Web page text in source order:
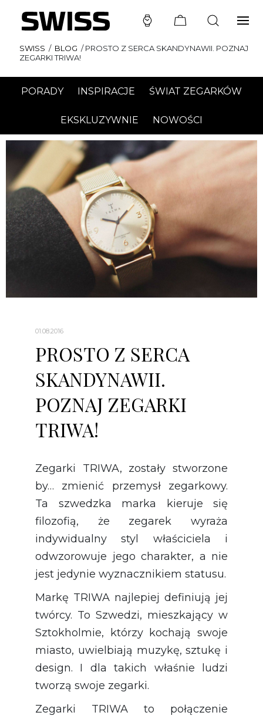
SWISS / BLOG /PROSTO Z SERCA SKANDYNAWII. POZNAJ
ZEGARKI TRIWA!
PORADY INSPIRACJE ŚWIAT ZEGARKÓW
EKSKLUZYWNIE NOWOŚCI
01.08.2016
PROSTO Z SERCA
SKANDYNAWII.
POZNAJ ZEGARKI
TRIWA!
Zegarki TRIWA, zostały stworzone
by… zmienić przemysł zegarkowy.
Ta szwedzka marka kieruje się
filozofią, że zegarek wyraża
indywidualny styl właściciela i
odwzorowuje jego charakter, a nie
jest jedynie wyznacznikiem statusu.
Markę TRIWA najlepiej definiują jej
twórcy. To Szwedzi, mieszkający w
Sztokholmie, którzy kochają swoje
miasto, uwielbiają muzykę, sztukę i
design. I dla takich właśnie ludzi
tworzą swoje zegarki.
Zegarki TRIWA to połączenie